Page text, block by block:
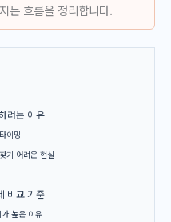
는 흐름을 정리합니다.
려는 이유
이밍
기 어려운 현실
비교 기준
높은 이유